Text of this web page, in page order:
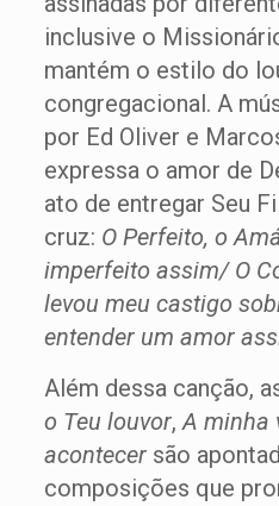
inclusive o
mantém o estilo do
congregacional. A
por Ed Oliver e
expressa o amor de
ato de entregar Seu
cruz: O Perfeito, o
imperfeito assim/ O
levou meu castigo
entender um amor
Além dessa canção,
o Teu louvor,A minha
acontecersão
composições que